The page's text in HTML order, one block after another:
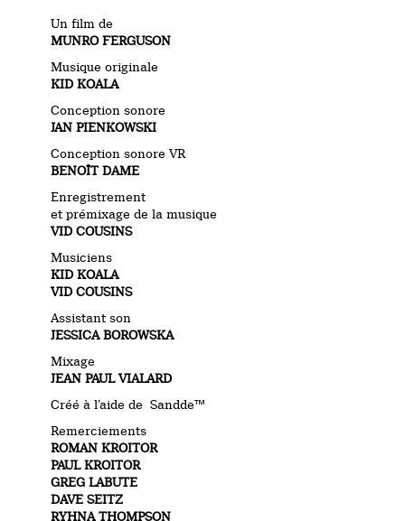
Un film de
MUNRO FERGUSON
Musique originale
KID KOALA
Conception sonore
JAN PIENKOWSKI
Conception sonore VR
BENOÎT DAME
Enregistrement
et prémixage de la musique
VID COUSINS
Musiciens
KID KOALA
VID COUSINS
Assistant son
JESSICA BOROWSKA
Mixage
JEAN PAUL VIALARD
Créé à l’aide de Sandde™
Remerciements
ROMAN KROITOR
PAUL KROITOR
GREG LABUTE
DAVE SEITZ
RYHNA THOMPSON